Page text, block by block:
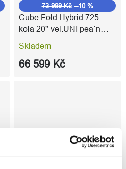
73 999 Kč –10 %
Cube Fold Hybrid 725
kola 20" vel.UNI pea´n
Skladem
66 599 Kč